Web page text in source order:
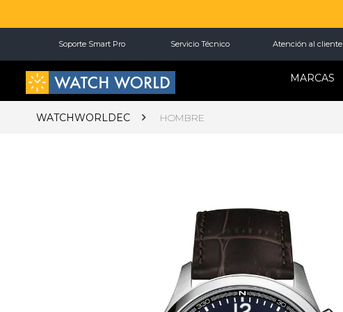
Soporte Smart Pro Servicio Técnico Atención al cliente
MARCAS
WATCHWORLDEC HOMBRE